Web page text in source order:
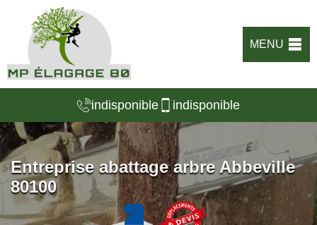
MENU
indisponible indisponible
Entreprise abattage arbre Abbeville
80100